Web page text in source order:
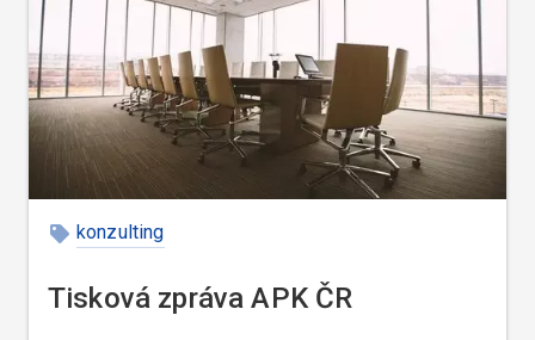
to ne pro ochranu spotřebitele, ale pro ochranu
svojí. Americký restauratér se totiž snaží dát hostu
za jeho peníze co možná nejvíce, ale aby mu při
tom zbyl zasloužený zisk, tudíž musí vědět, co
dělá. Bez této filozofie by moc dlouho pohostinství
provozovat nemohl. V Americe to totiž není státní
obchodní inspekce, ale host, který dříve nebo
později odhalí restauratérovu nepoctivost nebo
chamtivost, a potrestá ho ne pokutou, ale tím, že do
konzulting
Tisková zpráva APK ČR